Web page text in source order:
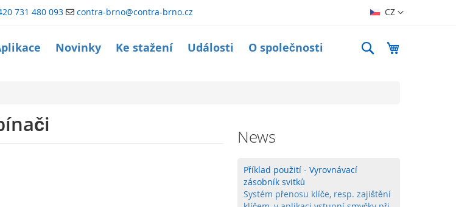
731 480 093 contra-brno@contra-brno.cz JazykCZ
Novinky Ke stažení Události O společnosti Search
News
Příklad použití - Vyrovnávací
zásobník svitků
Systém přenosu klíče, resp. zajištění